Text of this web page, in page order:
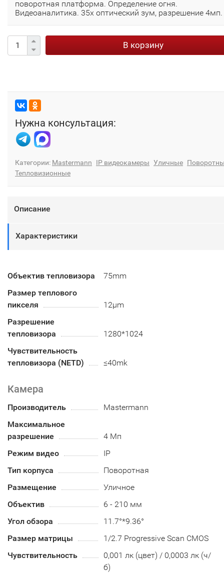
поворотная платформа. Определение огня.
Видеоаналитика. 35x оптический зум, разрешение 4мп.
В корзину
Нужна консультация:
Категории: Mastermann IP видеокамеры Уличные
Тепловизионные
Описание
Характеристики
Объектив тепловизора
75mm
Размер теплового
пикселя
12μm
Разрешение
тепловизора
1280*1024
Чувствительность
тепловизора (NETD)
≤40mk
Камера
Производитель
Mastermann
Максимальное
разрешение
4 Мп
Режим видео
IP
Тип корпуса
Поворотная
Размещение
Уличное
Объектив
6 - 210 мм
Угол обзора
11.7°*9.36°
Размер матрицы
1/2.7 Progressive Scan CMOS
Чувствительность
0,001 лк (цвет) / 0,0003 лк (ч/
б)